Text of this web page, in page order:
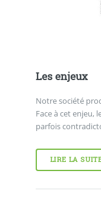
Les enjeux
Notre société
Face à cet enjeu,
parfois
LIRE LA